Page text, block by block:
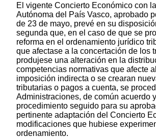
El vigente Concierto Económico con
Autónoma del País Vasco, aprobado
de 23 de mayo, prevé en su
segunda que, en el caso de que se
reforma en el ordenamiento jurídico
que afectase a la concertación de los
produjese una alteración en la
competencias normativas que afecte
imposición indirecta o se crearan
tributarias o pagos a cuenta, se
Administraciones, de común acuerdo
procedimiento seguido para su
pertinente adaptación del Concierto
modificaciones que hubiese
ordenamiento.